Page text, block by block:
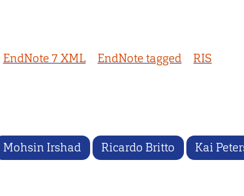
EndNote 7 XML EndNote tagged RIS
Mohsin Irshad Ricardo Britto Kai